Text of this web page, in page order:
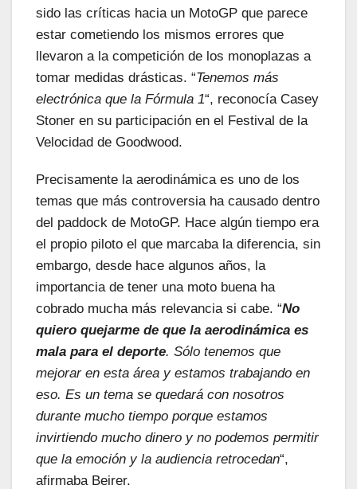
sido las críticas hacia un MotoGP que parece
estar cometiendo los mismos errores que
llevaron a la competición de los monoplazas a
tomar medidas drásticas. “Tenemos más
electrónica que la Fórmula 1“, reconocía Casey
Stoner en su participación en el Festival de la
Velocidad de Goodwood.
Precisamente la aerodinámica es uno de los
temas que más controversia ha causado dentro
del paddock de MotoGP. Hace algún tiempo era
el propio piloto el que marcaba la diferencia, sin
embargo, desde hace algunos años, la
importancia de tener una moto buena ha
cobrado mucha más relevancia si cabe. “No
quiero quejarme de que la aerodinámica es
mala para el deporte. Sólo tenemos que
mejorar en esta área y estamos trabajando en
eso. Es un tema se quedará con nosotros
durante mucho tiempo porque estamos
invirtiendo mucho dinero y no podemos permitir
que la emoción y la audiencia retrocedan“,
afirmaba Beirer.